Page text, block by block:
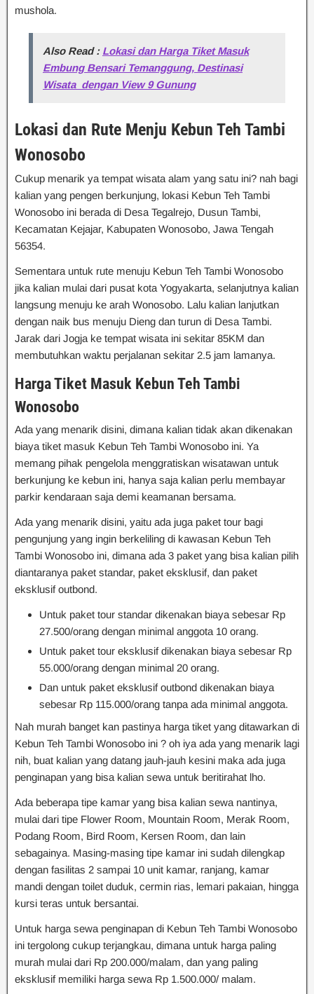
mushola.
Also Read : Lokasi dan Harga Tiket Masuk
Embung Bensari Temanggung, Destinasi
Wisata dengan View 9 Gunung
Lokasi dan Rute Menju Kebun Teh Tambi
Wonosobo
Cukup menarik ya tempat wisata alam yang satu ini? nah bagi
kalian yang pengen berkunjung, lokasi Kebun Teh Tambi
Wonosobo ini berada di Desa Tegalrejo, Dusun Tambi,
Kecamatan Kejajar, Kabupaten Wonosobo, Jawa Tengah
56354.
Sementara untuk rute menuju Kebun Teh Tambi Wonosobo
jika kalian mulai dari pusat kota Yogyakarta, selanjutnya kalian
langsung menuju ke arah Wonosobo. Lalu kalian lanjutkan
dengan naik bus menuju Dieng dan turun di Desa Tambi.
Jarak dari Jogja ke tempat wisata ini sekitar 85KM dan
membutuhkan waktu perjalanan sekitar 2.5 jam lamanya.
Harga Tiket Masuk Kebun Teh Tambi
Wonosobo
Ada yang menarik disini, dimana kalian tidak akan dikenakan
biaya tiket masuk Kebun Teh Tambi Wonosobo ini. Ya
memang pihak pengelola menggratiskan wisatawan untuk
berkunjung ke kebun ini, hanya saja kalian perlu membayar
parkir kendaraan saja demi keamanan bersama.
Ada yang menarik disini, yaitu ada juga paket tour bagi
pengunjung yang ingin berkeliling di kawasan Kebun Teh
Tambi Wonosobo ini, dimana ada 3 paket yang bisa kalian pilih
diantaranya paket standar, paket eksklusif, dan paket
eksklusif outbond.
Untuk paket tour standar dikenakan biaya sebesar Rp
27.500/orang dengan minimal anggota 10 orang.
Untuk paket tour eksklusif dikenakan biaya sebesar Rp
55.000/orang dengan minimal 20 orang.
Dan untuk paket eksklusif outbond dikenakan biaya
sebesar Rp 115.000/orang tanpa ada minimal anggota.
Nah murah banget kan pastinya harga tiket yang ditawarkan di
Kebun Teh Tambi Wonosobo ini ? oh iya ada yang menarik lagi
nih, buat kalian yang datang jauh-jauh kesini maka ada juga
penginapan yang bisa kalian sewa untuk beritirahat lho.
Ada beberapa tipe kamar yang bisa kalian sewa nantinya,
mulai dari tipe Flower Room, Mountain Room, Merak Room,
Podang Room, Bird Room, Kersen Room, dan lain
sebagainya. Masing-masing tipe kamar ini sudah dilengkap
dengan fasilitas 2 sampai 10 unit kamar, ranjang, kamar
mandi dengan toilet duduk, cermin rias, lemari pakaian, hingga
kursi teras untuk bersantai.
Untuk harga sewa penginapan di Kebun Teh Tambi Wonosobo
ini tergolong cukup terjangkau, dimana untuk harga paling
murah mulai dari Rp 200.000/malam, dan yang paling
eksklusif memiliki harga sewa Rp 1.500.000/ malam.